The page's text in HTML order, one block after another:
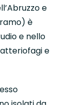
e
è
e nello
e